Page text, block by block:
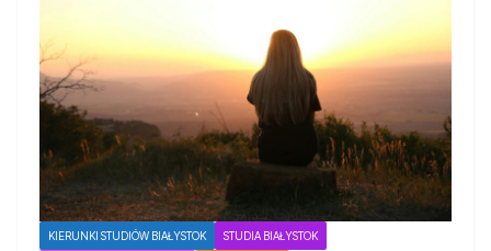
KIERUNKI STUDIÓW BIAŁYSTOK STUDIA BIAŁYSTOK